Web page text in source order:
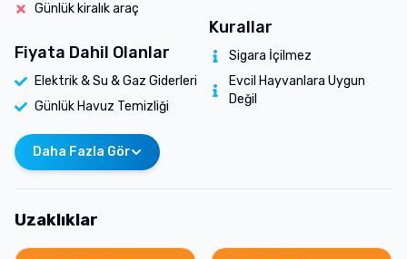
Günlük kiralık araç
Fiyata Dahil Olanlar
Elektrik & Su & Gaz Giderleri
Günlük Havuz Temizliği
Kurallar
Sigara İçilmez
Evcil Hayvanlara Uygun
Değil
Daha Fazla Gör
Uzaklıklar